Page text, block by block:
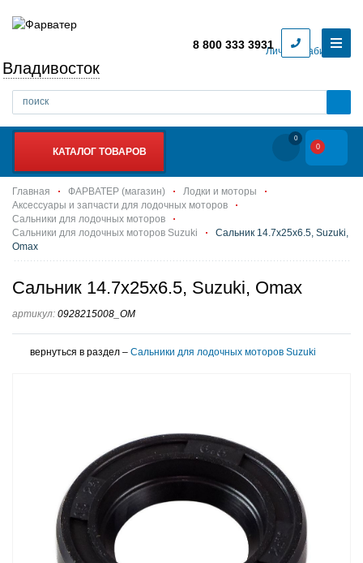
Личный кабинет
Владивосток
8 800 333 3931
КАТАЛОГ ТОВАРОВ
0
0
Главная ФАРВАТЕР (магазин)
Лодки и моторы
Аксессуары и запчасти для лодочных моторов
Сальники для лодочных моторов
Сальники для лодочных моторов Suzuki
Сальник 14.7х25х6.5, Suzuki,
Omax
Сальник 14.7х25х6.5, Suzuki, Omax
артикул: 0928215008_OM
вернуться в раздел – Сальники для лодочных моторов Suzuki